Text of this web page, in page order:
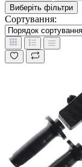
Виберіть фільтри
Сортування: